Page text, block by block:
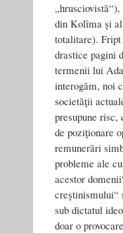
din Kolîma şi al
totalitare).
drastice pagini
termenii lui
interogăm, noi
societăţii
presupune
de poziţionare
remunerări
probleme ale
acestor
creştinismului“
sub dictatul
doar o